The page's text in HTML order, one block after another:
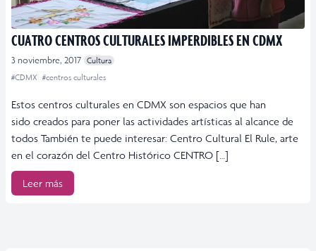
CUATRO CENTROS CULTURALES IMPERDIBLES EN CDMX
3 noviembre, 2017 Cultura
#CDMX #centros culturales
Estos centros culturales en CDMX son espacios que han
sido creados para poner las actividades artísticas al alcance de
todos También te puede interesar: Centro Cultural El Rule, arte
en el corazón del Centro Histórico CENTRO […]
Leer más